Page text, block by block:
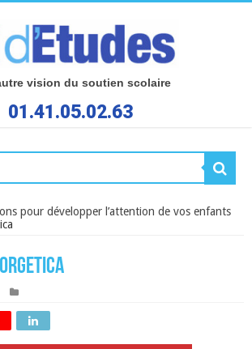
vision du soutien scolaire
01.41.05.02.63
pour développer l’attention de vos enfants